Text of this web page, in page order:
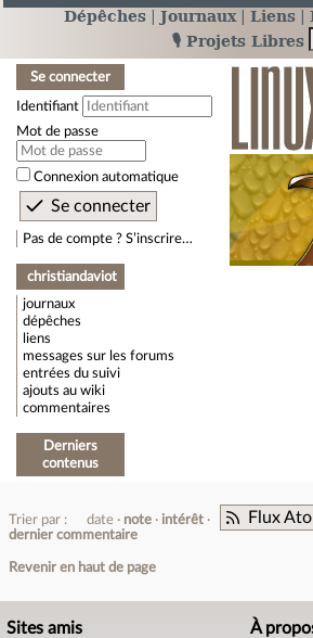
Dépêches Journaux Liens
🎙️ Projets Libres
Se connecter
Identifiant
Mot de passe
Connexion automatique
Pas de compte ? S’inscrire…
christiandaviot
journaux
dépêches
liens
messages sur les forums
entrées du suivi
ajouts au wiki
commentaires
Derniers
contenus
Flux
Trier par : date note
intérêt
dernier commentaire
Revenir en haut de page
Sites amis À